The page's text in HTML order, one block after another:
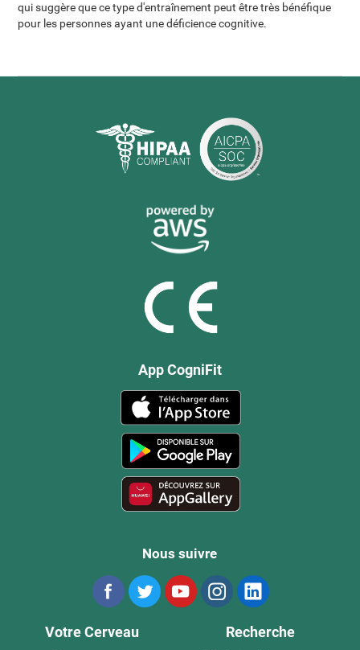
qui suggère que ce type d'entraînement peut être très bénéfique
pour les personnes ayant une déficience cognitive.
App CogniFit
Nous suivre
Votre Cerveau Recherche